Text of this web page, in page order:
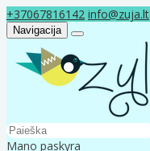
+37067816142 info@zuja.lt
Navigacija
Mano paskyra